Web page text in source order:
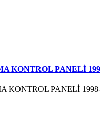
KONTROL PANELİ
KONTROL PANELİ